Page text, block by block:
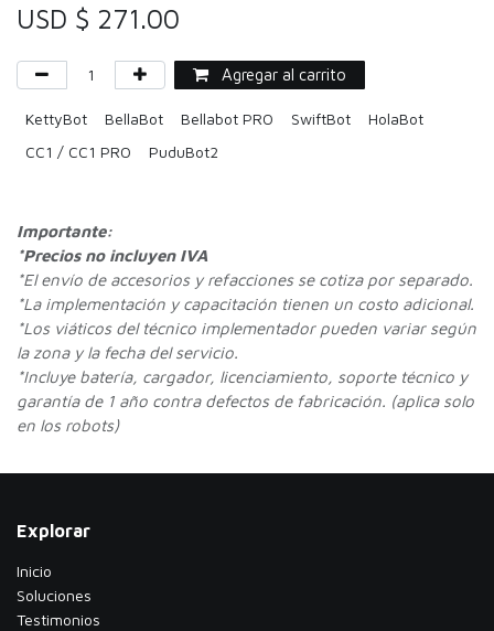
USD $ 271.00
Agregar al carrito
KettyBot BellaBot Bellabot PRO SwiftBot
HolaBot
CC1 / CC1 PRO
PuduBot2
Importante:
*Precios no incluyen IVA
*El envío de accesorios y refacciones se cotiza por separado.
*La implementación y capacitación tienen un costo adicional.
*Los viáticos del técnico implementador pueden variar según
la zona y la fecha del servicio.
*Incluye batería, cargador, licenciamiento, soporte técnico y
garantía de 1 año contra defectos de fabricación. (aplica solo
en los robots)
Explorar
Inicio
Soluciones
Testimonios